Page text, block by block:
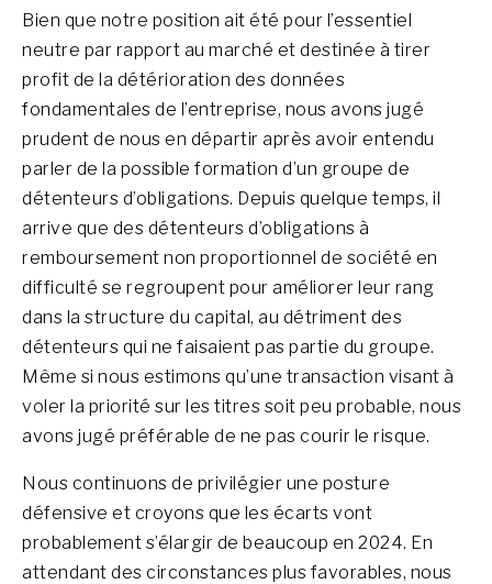
Bien que notre position ait été pour l’essentiel
neutre par rapport au marché et destinée à tirer
profit de la détérioration des données
fondamentales de l’entreprise, nous avons jugé
prudent de nous en départir après avoir entendu
parler de la possible formation d’un groupe de
détenteurs d’obligations. Depuis quelque temps, il
arrive que des détenteurs d’obligations à
remboursement non proportionnel de société en
difficulté se regroupent pour améliorer leur rang
dans la structure du capital, au détriment des
détenteurs qui ne faisaient pas partie du groupe.
Même si nous estimons qu’une transaction visant à
voler la priorité sur les titres soit peu probable, nous
avons jugé préférable de ne pas courir le risque.
Nous continuons de privilégier une posture
défensive et croyons que les écarts vont
probablement s’élargir de beaucoup en 2024. En
attendant des circonstances plus favorables, nous